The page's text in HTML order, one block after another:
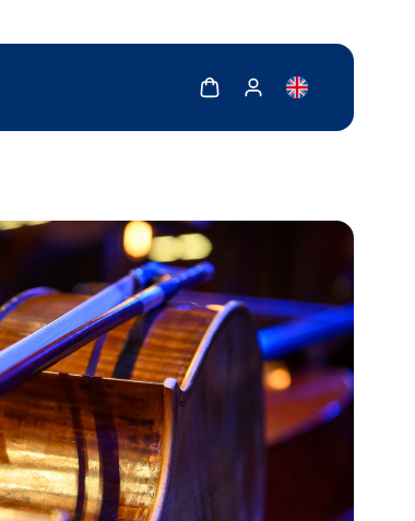
Zobrazit košíkZobrazit můj účet